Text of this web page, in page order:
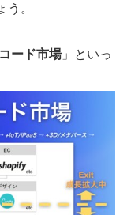
。
ード市場」といっ